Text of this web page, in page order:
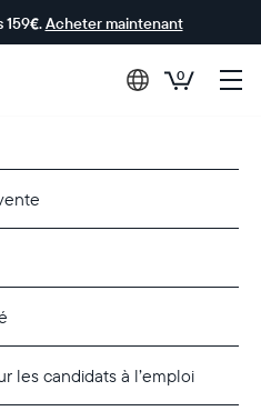
159€.Acheter maintenant
0
les candidats à l’emploi